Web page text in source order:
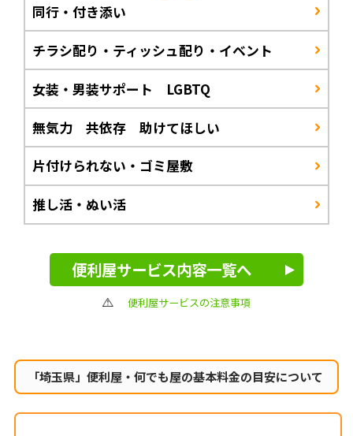
同行・付き添い
チラシ配り・ティッシュ配り・イベント
女装・男装サポート LGBTQ
無気力 共依存 助けてほしい
片付けられない・ゴミ屋敷
推し活・ぬい活
便利屋サービス内容一覧へ
便利屋サービスの注意事項
「埼玉県」便利屋・何でも屋の基本料金の目安について